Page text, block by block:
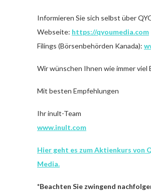
Informieren Sie sich selbst über
Webseite: https://qyoumedia.com
Filings (Börsenbehörden Kanada):
Wir wünschen Ihnen wie immer viel
Mit besten Empfehlungen
Ihr inult-Team
www.inult.com
Hier geht es zum Aktienkurs von
Media.
*Beachten Sie zwingend